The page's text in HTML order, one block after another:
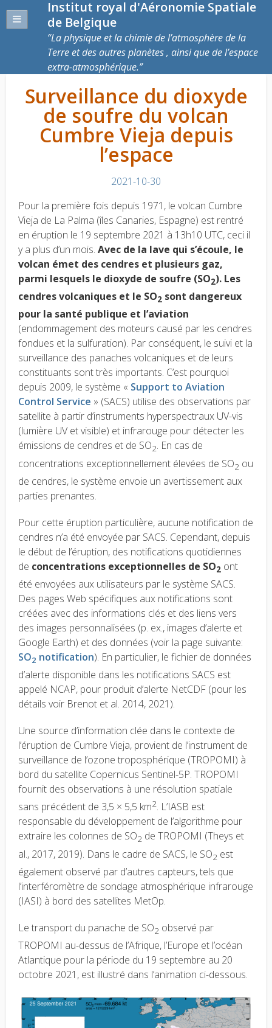
Institut royal d'Aéronomie Spatiale
de Belgique
La physique et la chimie de l’atmosphère de la
Terre et des autres planètes , ainsi que de l’espace
extra-atmosphérique.
Surveillance du dioxyde
de soufre du volcan
Cumbre Vieja depuis
l’espace
2021-10-30
Pour la première fois depuis 1971, le volcan Cumbre
Vieja de La Palma (îles Canaries, Espagne) est rentré
en éruption le 19 septembre 2021 à 13h10 UTC, ceci il
y a plus d’un mois. Avec de la lave qui s’écoule, le
volcan émet des cendres et plusieurs gaz,
parmi lesquels le dioxyde de soufre (SO2). Les
cendres volcaniques et le SO2 sont dangereux
pour la santé publique et l’aviation
(endommagement des moteurs causé par les cendres
fondues et la sulfuration). Par conséquent, le suivi et la
surveillance des panaches volcaniques et de leurs
constituants sont très importants. C’est pourquoi
depuis 2009, le système « Support to Aviation
Control Service » (SACS) utilise des observations par
satellite à partir d’instruments hyperspectraux UV-vis
(lumière UV et visible) et infrarouge pour détecter les
émissions de cendres et de SO2. En cas de
concentrations exceptionnellement élevées de SO2 ou
de cendres, le système envoie un avertissement aux
parties prenantes.
Pour cette éruption particulière, aucune notification de
cendres n’a été envoyée par SACS. Cependant, depuis
le début de l’éruption, des notifications quotidiennes
de concentrations exceptionnelles de SO2 ont
été envoyées aux utilisateurs par le système SACS.
Des pages Web spécifiques aux notifications sont
créées avec des informations clés et des liens vers
des images personnalisées (p. ex., images d’alerte et
Google Earth) et des données (voir la page suivante:
SO2 notification). En particulier, le fichier de données
d’alerte disponible dans les notifications SACS est
appelé NCAP, pour produit d’alerte NetCDF (pour les
détails voir Brenot et al. 2014, 2021).
Une source d’information clée dans le contexte de
l’éruption de Cumbre Vieja, provient de l’instrument de
surveillance de l’ozone troposphérique (TROPOMI) à
bord du satellite Copernicus Sentinel-5P. TROPOMI
fournit des observations à une résolution spatiale
sans précédent de 3,5 × 5,5 km2. L’IASB est
responsable du développement de l’algorithme pour
extraire les colonnes de SO2 de TROPOMI (Theys et
al., 2017, 2019). Dans le cadre de SACS, le SO2 est
également observé par d’autres capteurs, tels que
l’interféromètre de sondage atmosphérique infrarouge
(IASI) à bord des satellites MetOp.
Le transport du panache de SO2 observé par
TROPOMI au-dessus de l’Afrique, l’Europe et l’océan
Atlantique pour la période du 19 septembre au 20
octobre 2021, est illustré dans l’animation ci-dessous.